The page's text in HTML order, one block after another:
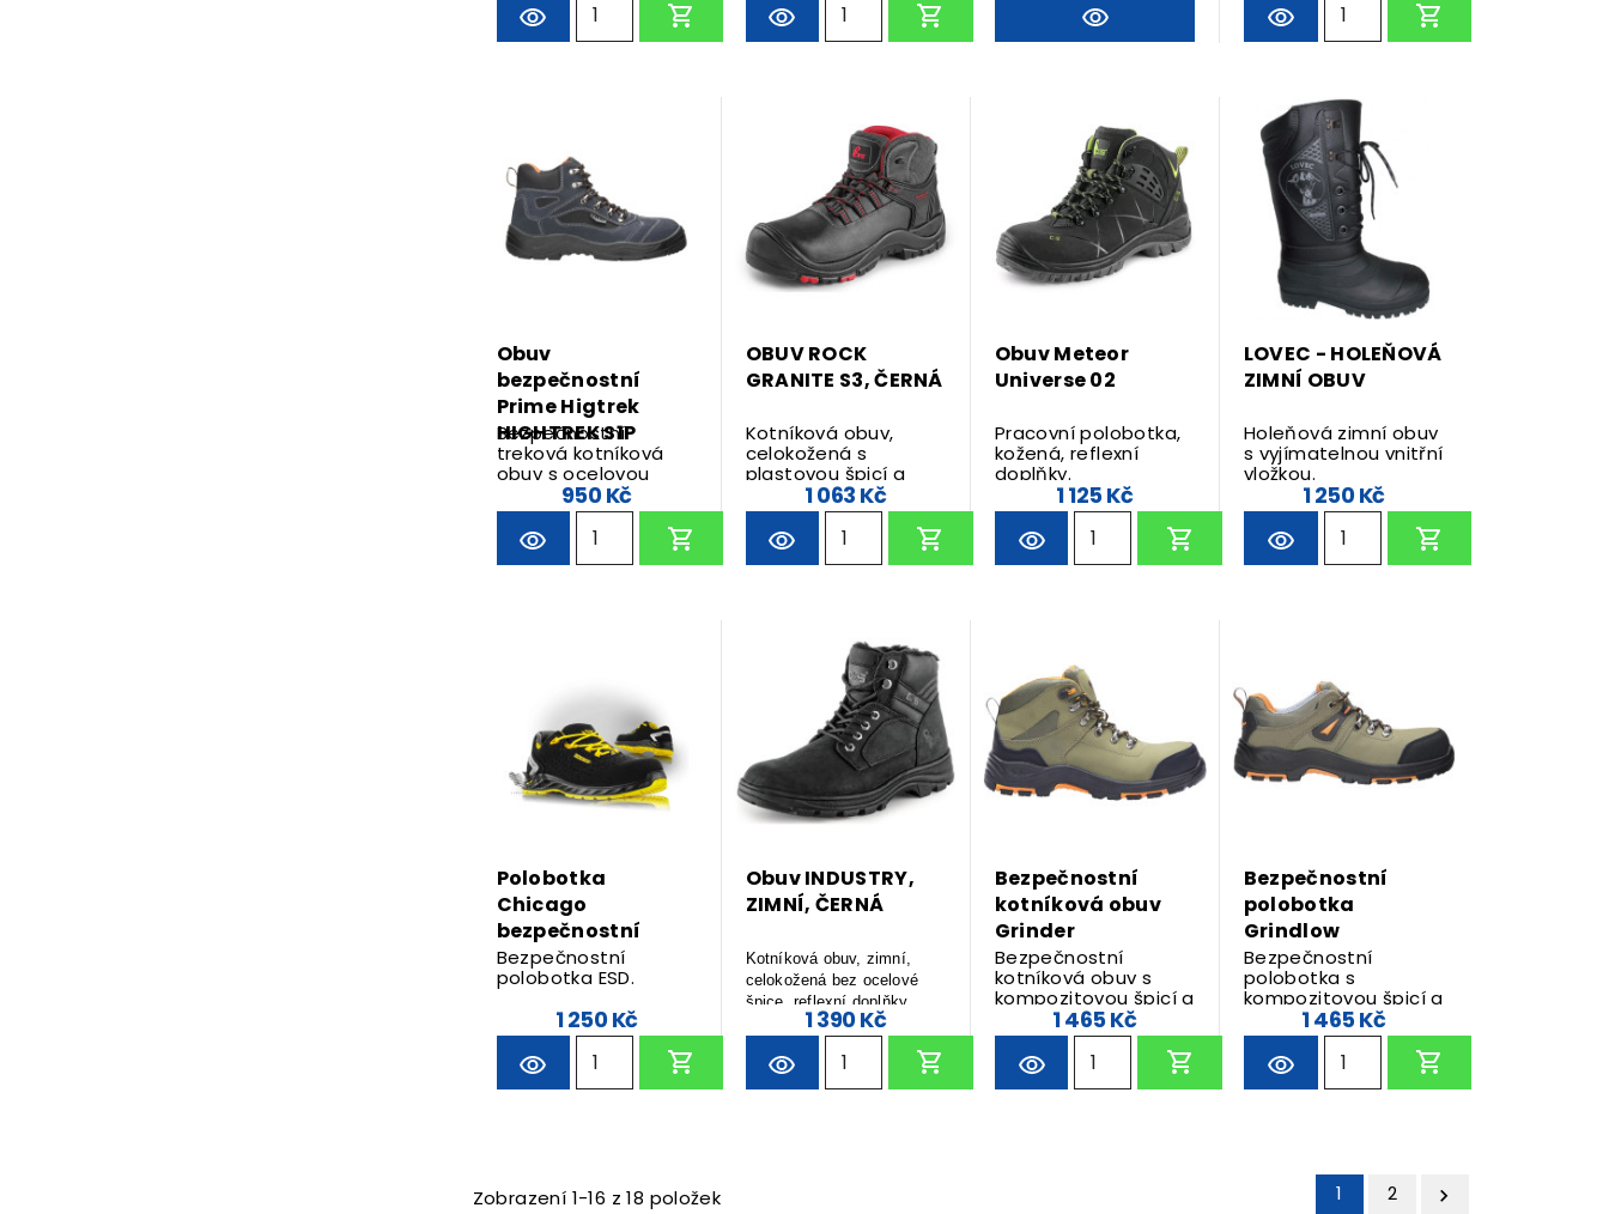
Obuv
bezpečnostní
Prime Higtrek
HIGHTREK S1P
Bezpečnostní
treková kotníková
obuv s ocelovou
950 Kč
OBUV ROCK
GRANITE S3, ČERNÁ
Kotníková obuv,
celokožená s
plastovou špicí a
kevlarovou stélkou.
1 063 Kč
Obuv Meteor
Universe 02
Pracovní polobotka,
kožená, reflexní
doplňky.
1 125 Kč
LOVEC - HOLEŇOVÁ
ZIMNÍ OBUV
Holeňová zimní obuv
s vyjímatelnou vnitřní
vložkou.
1 250 Kč
Polobotka
Chicago
bezpečnostní
Bezpečnostní
polobotka ESD.
1 250 Kč
Obuv INDUSTRY,
ZIMNÍ, ČERNÁ
Kotníková obuv, zimní,
celokožená bez ocelové
špice, reflexní doplňky.
1 390 Kč
Bezpečnostní
kotníková obuv
Grinder
Bezpečnostní
kotníková obuv s
kompozitovou špicí a
kevlarovou flexibilní
stélkou, ochrana
proti okopu.
1 465 Kč
Bezpečnostní
polobotka
Grindlow
Bezpečnostní
polobotka s
kompozitovou špicí a
kevlarovou flexibilní
stélkou.
BARVA: Khaki
POHLAVÍ: Unisex
1 465 Kč
Zobrazení 1-16 z 18 položek 1 2 